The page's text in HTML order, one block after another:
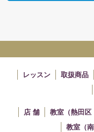
レッスン 取扱商品
店 舗 教室（熱田区
教室（